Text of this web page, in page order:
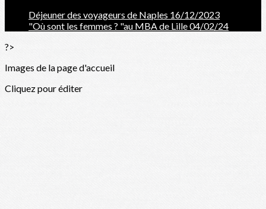
Déjeuner des voyageurs de Naples 16/12/2023
"Où sont les femmes ? "au MBA de Lille 04/02/24
?>
Images de la page d'accueil
Cliquez pour éditer